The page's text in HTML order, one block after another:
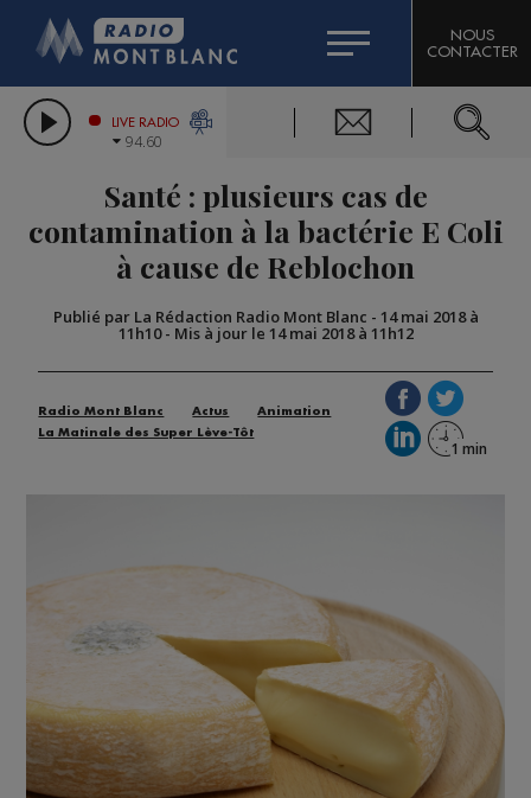
LES CHRONIQUES DE L'EXPERT
CITIZEN MACHINERY
GRAND MASSIF DOMAINES SKIABLES
BIGARD
COMPAGNIE DU MONT-BLANC
NOUS
CONTACTER
LIVE RADIO
94.60
Santé : plusieurs cas de
contamination à la bactérie E Coli
à cause de Reblochon
Publié par La Rédaction Radio Mont Blanc - 14 mai 2018 à
11h10- Mis à jour le 14 mai 2018 à 11h12
Radio Mont Blanc Actus
Animation
La Matinale des Super Lève-Tôt